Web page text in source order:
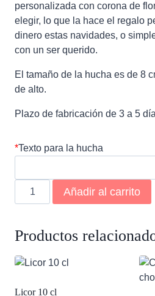
personalizada con corona de
elegir, lo que la hace el regalo
dinero estas navidades, o
con un ser querido.
El tamaño de la hucha es de 8
de alto.
Plazo de fabricación de 3 a 5
*Texto para la hucha
Hucha
flores
cantidad
Añadir al carrito
Productos
Licor 10 cl